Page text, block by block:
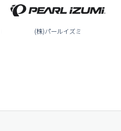
(株)パールイズミ